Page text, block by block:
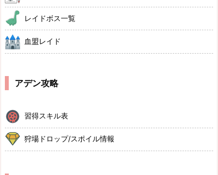
レイドボス一覧
血盟レイド
アデン攻略
習得スキル表
狩場ドロップ/スポイル情報